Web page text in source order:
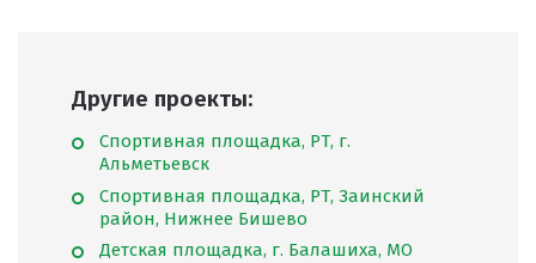
Другие проекты:
Спортивная площадка, РТ, г.
Альметьевск
Спортивная площадка, РТ, Заинский
район, Нижнее Бишево
Детская площадка, г. Балашиха, МО